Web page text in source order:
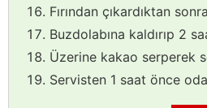
Fırından çıkardıktan
Buzdolabına kaldırıp 2
Üzerine kakao serperek
Servisten 1 saat önce oda